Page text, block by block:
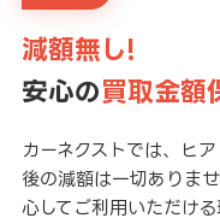
減額無し!
安心の買取金額
カーネクストでは、ヒ
後の減額は一切ありま
心してご利用いただける